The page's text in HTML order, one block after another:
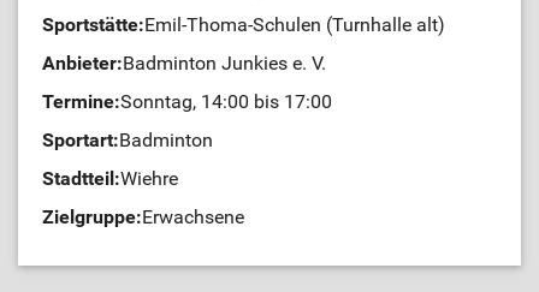
Sportstätte:Emil-Thoma-Schulen (Turnhalle alt)
Anbieter:Badminton Junkies e. V.
Termine:Sonntag, 14:00 bis 17:00
Sportart:Badminton
Stadtteil:Wiehre
Zielgruppe:Erwachsene